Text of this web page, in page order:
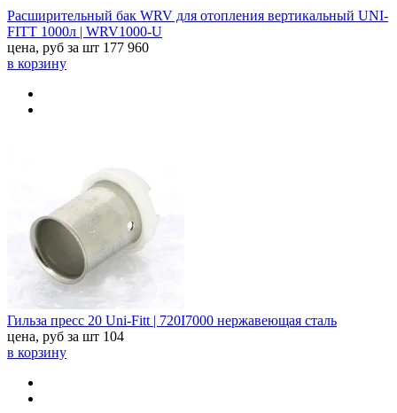
Расширительный бак WRV для отопления вертикальный UNI-
FITT 1000л | WRV1000-U
цена, руб за шт 177 960
в корзину
Гильза пресс 20 Uni-Fitt | 720I7000 нержавеющая сталь
цена, руб за шт 104
в корзину